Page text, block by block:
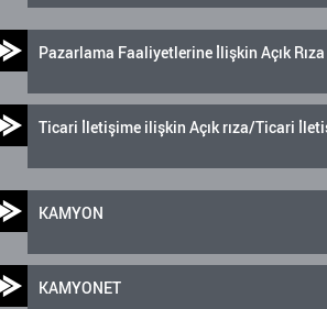
Pazarlama Faaliyetlerine İlişkin Açık
Ticari İletişime ilişkin Açık rıza/Ticari
KAMYON
KAMYONET